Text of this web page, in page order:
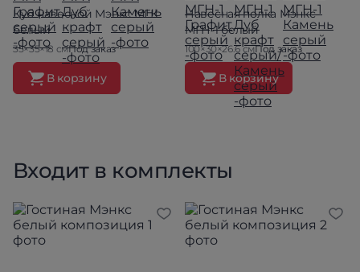
Куб навесной Мэнкс МГК
белый
35×35×18 смПод заказ
В корзину
Навесная полка Мэнкс
МГН-1 белый
100×30×26.6 смПод заказ
В корзину
Входит в комплекты